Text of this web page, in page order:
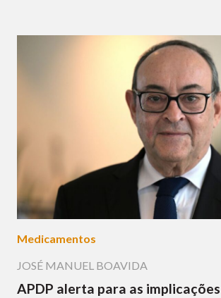
Medicamentos
JOSÉ MANUEL BOAVIDA
APDP alerta para as